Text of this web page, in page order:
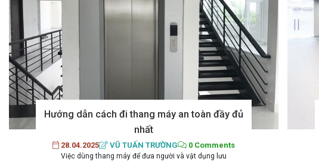
Hướng dẫn cách đi thang máy an toàn đầy đủ
nhất
28.04.2025 VŨ TUẤN TRƯỜNG 0 Comments
Việc dùng thang máy để đưa người và vật dụng lưu